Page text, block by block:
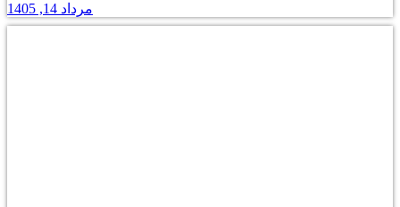
مرداد 14, 1405